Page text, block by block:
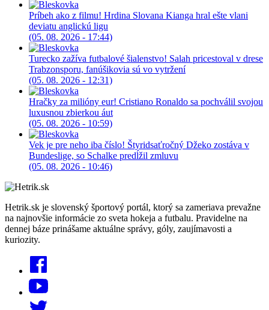
Príbeh ako z filmu! Hrdina Slovana Kianga hral ešte vlani
deviatu anglickú ligu
(05. 08. 2026 - 17:44)
Turecko zažíva futbalové šialenstvo! Salah pricestoval v drese
Trabzonsporu, fanúšikovia sú vo vytržení
(05. 08. 2026 - 12:31)
Hračky za milióny eur! Cristiano Ronaldo sa pochválil svojou
luxusnou zbierkou áut
(05. 08. 2026 - 10:59)
Vek je pre neho iba číslo! Štyridsaťročný Džeko zostáva v
Bundeslige, so Schalke predĺžil zmluvu
(05. 08. 2026 - 10:46)
Hetrik.sk je slovenský športový portál, ktorý sa zameriava prevažne
na najnovšie informácie zo sveta hokeja a futbalu. Pravidelne na
dennej báze prinášame aktuálne správy, góly, zaujímavosti a
kuriozity.